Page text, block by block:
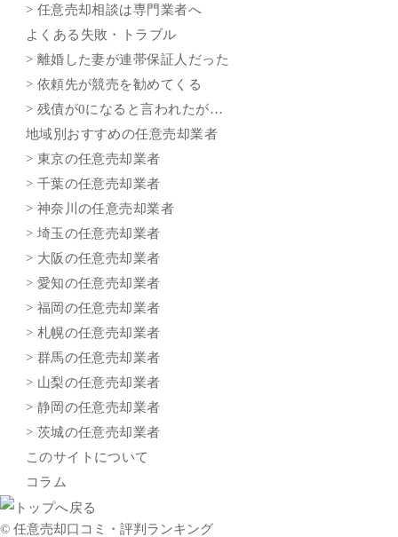
> 任意売却相談は専門業者へ
よくある失敗・トラブル
> 離婚した妻が連帯保証人だった
> 依頼先が競売を勧めてくる
> 残債が0になると言われたが…
地域別おすすめの任意売却業者
> 東京の任意売却業者
> 千葉の任意売却業者
> 神奈川の任意売却業者
> 埼玉の任意売却業者
> 大阪の任意売却業者
> 愛知の任意売却業者
> 福岡の任意売却業者
> 札幌の任意売却業者
> 群馬の任意売却業者
> 山梨の任意売却業者
> 静岡の任意売却業者
> 茨城の任意売却業者
このサイトについて
コラム
© 任意売却口コミ・評判ランキング